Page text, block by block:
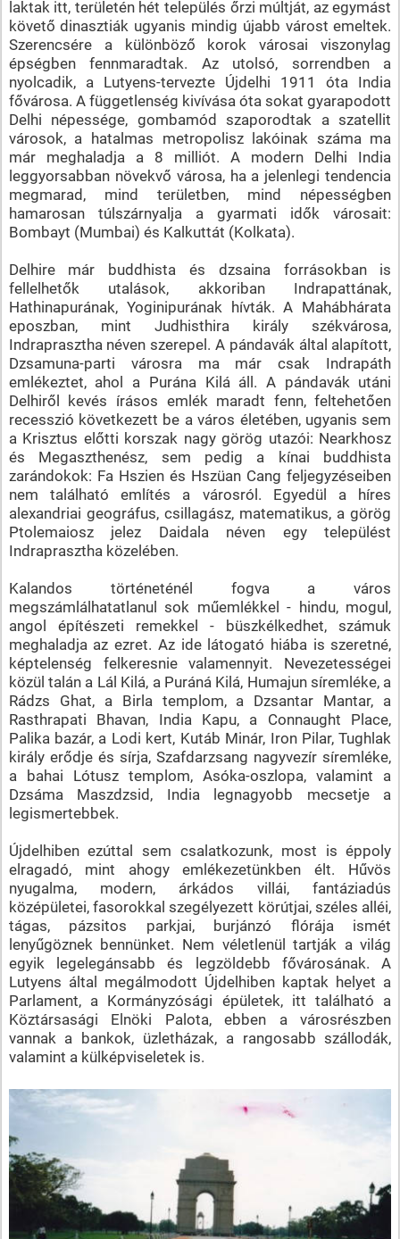
laktak itt, területén hét település őrzi múltját, az egymást
követő dinasztiák ugyanis mindig újabb várost emeltek.
Szerencsére a különböző korok városai viszonylag
épségben fennmaradtak. Az utolsó, sorrendben a
nyolcadik, a Lutyens-tervezte Újdelhi 1911 óta India
fővárosa. A függetlenség kivívása óta sokat gyarapodott
Delhi népessége, gombamód szaporodtak a szatellit
városok, a hatalmas metropolisz lakóinak száma ma
már meghaladja a 8 milliót. A modern Delhi India
leggyorsabban növekvő városa, ha a jelenlegi tendencia
megmarad, mind területben, mind népességben
hamarosan túlszárnyalja a gyarmati idők városait:
Bombayt (Mumbai) és Kalkuttát (Kolkata).
Delhire már buddhista és dzsaina forrásokban is
fellelhetők utalások, akkoriban Indrapattának,
Hathinapurának, Yoginipurának hívták. A Mahábhárata
eposzban, mint Judhisthira király székvárosa,
Indraprasztha néven szerepel. A pándavák által alapított,
Dzsamuna-parti városra ma már csak Indrapáth
emlékeztet, ahol a Purána Kilá áll. A pándavák utáni
Delhiről kevés írásos emlék maradt fenn, feltehetően
recesszió következett be a város életében, ugyanis sem
a Krisztus előtti korszak nagy görög utazói: Nearkhosz
és Megaszthenész, sem pedig a kínai buddhista
zarándokok: Fa Hszien és Hszüan Cang feljegyzéseiben
nem található említés a városról. Egyedül a híres
alexandriai geográfus, csillagász, matematikus, a görög
Ptolemaiosz jelez Daidala néven egy települést
Indraprasztha közelében.
Kalandos történeténél fogva a város
megszámlálhatatlanul sok műemlékkel - hindu, mogul,
angol építészeti remekkel - büszkélkedhet, számuk
meghaladja az ezret. Az ide látogató hiába is szeretné,
képtelenség felkeresnie valamennyit. Nevezetességei
közül talán a Lál Kilá, a Puráná Kilá, Humajun síremléke, a
Rádzs Ghat, a Birla templom, a Dzsantar Mantar, a
Rasthrapati Bhavan, India Kapu, a Connaught Place,
Palika bazár, a Lodi kert, Kutáb Minár, Iron Pilar, Tughlak
király erődje és sírja, Szafdarzsang nagyvezír síremléke,
a bahai Lótusz templom, Asóka-oszlopa, valamint a
Dzsáma Maszdzsid, India legnagyobb mecsetje a
legismertebbek.
Újdelhiben ezúttal sem csalatkozunk, most is éppoly
elragadó, mint ahogy emlékezetünkben élt. Hűvös
nyugalma, modern, árkádos villái, fantáziadús
középületei, fasorokkal szegélyezett körútjai, széles alléi,
tágas, pázsitos parkjai, burjánzó flórája ismét
lenyűgöznek bennünket. Nem véletlenül tartják a világ
egyik legelegánsabb és legzöldebb fővárosának. A
Lutyens által megálmodott Újdelhiben kaptak helyet a
Parlament, a Kormányzósági épületek, itt található a
Köztársasági Elnöki Palota, ebben a városrészben
vannak a bankok, üzletházak, a rangosabb szállodák,
valamint a külképviseletek is.